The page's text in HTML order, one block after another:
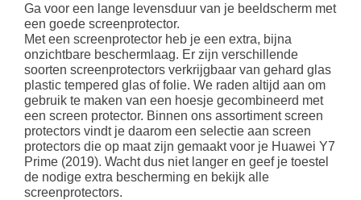
Ga voor een lange levensduur van je beeldscherm met
een goede screenprotector.
Met een screenprotector heb je een extra, bijna
onzichtbare beschermlaag. Er zijn verschillende
soorten screenprotectors verkrijgbaar van gehard glas
plastic tempered glas of folie. We raden altijd aan om
gebruik te maken van een hoesje gecombineerd met
een screen protector. Binnen ons assortiment screen
protectors vindt je daarom een selectie aan screen
protectors die op maat zijn gemaakt voor je Huawei Y7
Prime (2019). Wacht dus niet langer en geef je toestel
de nodige extra bescherming en bekijk alle
screenprotectors.